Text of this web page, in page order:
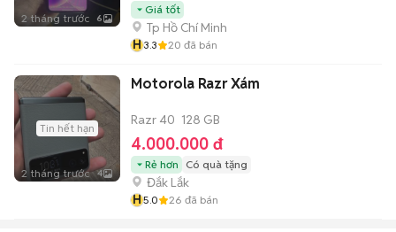
2 tháng trước 6
Giá tốt
Tp Hồ Chí Minh
H3.3 20 đã bán
Tin hết hạn
2 tháng trước 4
Motorola Razr Xám
Razr 40 128 GB
4.000.000 đ
Rẻ hơn Có quà tặng
Đắk Lắk
H5.0 26 đã bán